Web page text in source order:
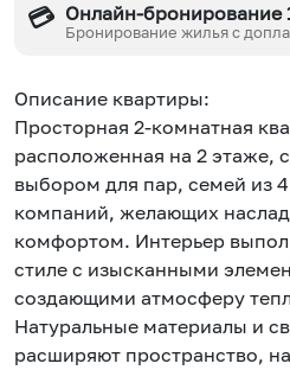
💳 Онлайн-бронирование
Бронирование жилья с
Описание квартиры:
Просторная 2-комнатная
расположенная на 2 этаже,
выбором для пар, семей из
компаний, желающих
комфортом. Интерьер
стиле с изысканными
создающими атмосферу
Натуральные материалы и
расширяют пространство,